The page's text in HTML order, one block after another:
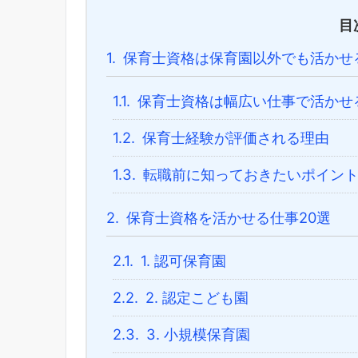
目
1. 保育士資格は保育園以外でも活かせ
1.1. 保育士資格は幅広い仕事で活かせ
1.2. 保育士経験が評価される理由
1.3. 転職前に知っておきたいポイント
2. 保育士資格を活かせる仕事20選
2.1. 1. 認可保育園
2.2. 2. 認定こども園
2.3. 3. 小規模保育園